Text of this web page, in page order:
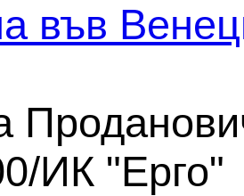
във
ИК "Ерго"